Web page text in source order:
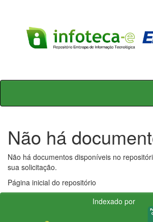
Skip
Não há
Não há documentos disponíveis no
sua solicitação.
Página inicial do repositório
Indexado por